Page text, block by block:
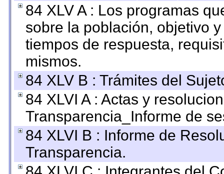
84 XLV A : Los programas
sobre la población, objetivo
tiempos de respuesta,
mismos.
84 XLV B : Trámites del
84 XLVI A : Actas y
Transparencia_Informe de
84 XLVI B : Informe de
Transparencia.